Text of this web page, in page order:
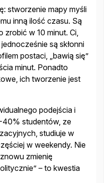
stworzenie mapy myśli
inną ilość czasu. Są
w 10 minut. Ci,
są skłonni
postaci, „bawią się”
minut. Ponadto
ich tworzenie jest
podejścia i
40% studentów, ze
studiuje w
w weekendy. Nie
zmienię
– to kwestia